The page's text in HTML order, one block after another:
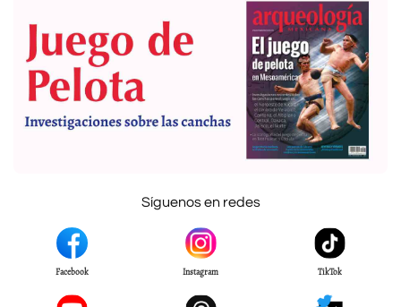
Síguenos en redes
Facebook Instagram TikTok